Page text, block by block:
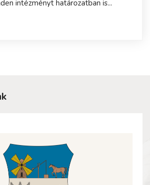
intézményt határozatban is...